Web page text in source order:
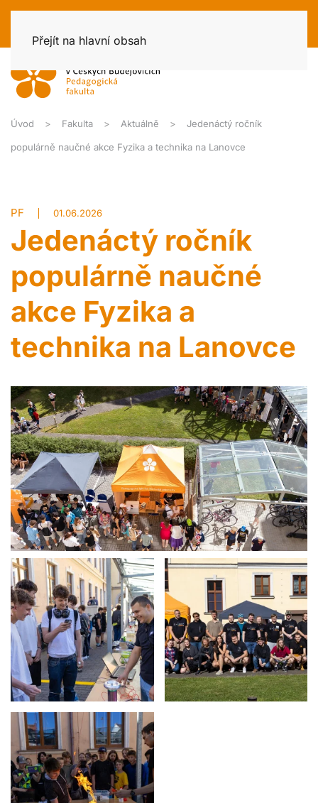
Přejít na hlavní obsah
Úvod Fakulta Aktuálně Jedenáctý ročník
populárně naučné akce Fyzika a technika na Lanovce
PF 01.06.2026
Jedenáctý ročník
populárně naučné
akce Fyzika a
technika na Lanovce